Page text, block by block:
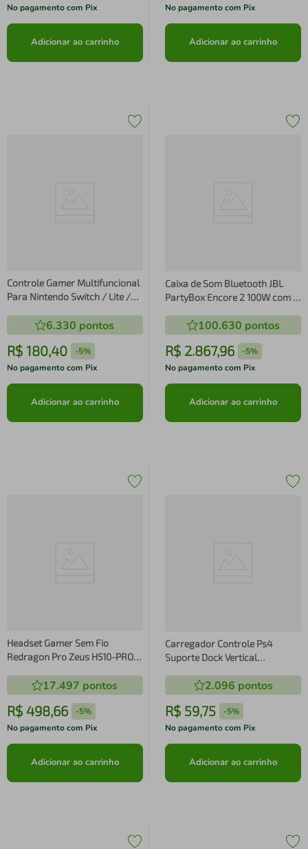
No pagamento com Pix
Adicionar ao carrinho
No pagamento com Pix
Adicionar ao carrinho
Controle Gamer Multifuncional
Para Nintendo Switch / Lite /
6.330 pontos
R$ 180,40 -5%
No pagamento com Pix
Adicionar ao carrinho
Caixa de Som Bluetooth JBL
PartyBox Encore 2 100W com 2
100.630 pontos
R$ 2.867,96 -5%
No pagamento com Pix
Adicionar ao carrinho
Headset Gamer Sem Fio
Redragon Pro Zeus H510-PRO
17.497 pontos
R$ 498,66 -5%
No pagamento com Pix
Adicionar ao carrinho
Carregador Controle Ps4
Suporte Dock Vertical
2.096 pontos
R$ 59,75 -5%
No pagamento com Pix
Adicionar ao carrinho